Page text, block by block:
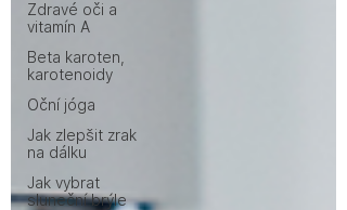
Zdravé oči a
vitamín A
Beta karoten,
karotenoidy
Oční jóga
Jak zlepšit zrak
na dálku
Jak vybrat
sluneční brýle